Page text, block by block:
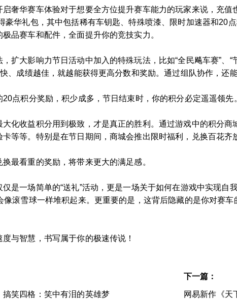
奢华赛车体验对于想要全方位提升赛车能力的玩家来说，充
豪华礼包，其中包括稀有车钥匙、特殊喷漆、限时加速器和20
品赛车和配件，全面提升你的竞技实力。
扩大影响力节日活动中加入的特殊玩法，比如“全民飚车赛”、
、成绩越佳，就越能获得更高分数和奖励。通过组队协作，还
点积分奖励，积少成多，节日结束时，你的积分必定遥遥领先
化收益积分用到极致，才是真正的胜利。通过游戏中的积分商
等等。特别是在节日期间，商城会推出限时福利，兑换百花齐
最看重的奖励，将带来更大的满足感。
是一场简单的“送礼”活动，更是一场关于如何在游戏中实现
像滚雪球一样堆积起来。更重要的是，这背后隐藏的是你对赛
与智慧，书写属于你的极速传说！
笑四格：笑中有泪的英雄梦
下一篇：
网易新作《天